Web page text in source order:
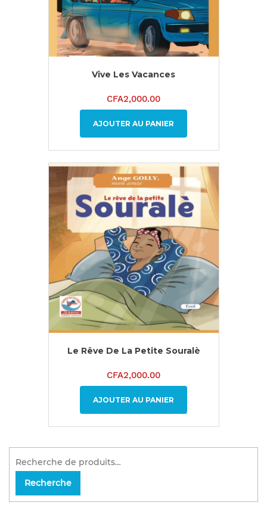
Vive Les Vacances
CFA2,000.00
AJOUTER AU PANIER
Le Rêve De La Petite Souralè
CFA2,000.00
AJOUTER AU PANIER
Recherche